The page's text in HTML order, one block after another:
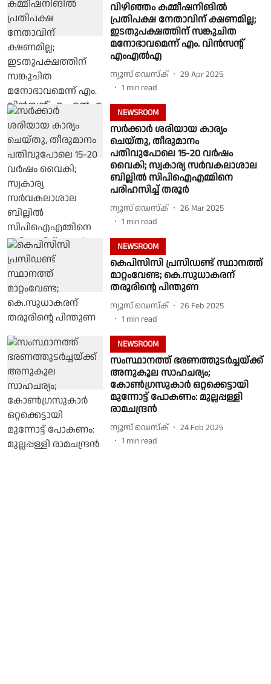
വിഴിഞ്ഞം കമ്മീഷനിങിൽ
പ്രതിപക്ഷ നേതാവിന് ക്ഷണമില്ല;
ഇടതുപക്ഷത്തിന് സങ്കുചിത
മനോഭാവമെന്ന് എം. വിൻസൻ്റ്
എംഎൽഎ
ന്യൂസ് ഡെസ്ക്
29 Apr 2025
1 min read
NEWSROOM
സർക്കാർ ശരിയായ കാര്യം
ചെയ്തു, തീരുമാനം
പതിവുപോലെ 15-20 വർഷം
വൈകി; സ്വകാര്യ സർവകലാശാല
ബില്ലിൽ സിപിഐഎമ്മിനെ
പരിഹസിച്ച് തരൂർ
ന്യൂസ് ഡെസ്ക്
26 Mar 2025
1 min read
NEWSROOM
കെപിസിസി പ്രസിഡണ്ട് സ്ഥാനത്ത്
മാറ്റംവേണ്ട; കെ.സുധാകരന്
തരൂരിൻ്റെ പിന്തുണ
ന്യൂസ് ഡെസ്ക്
26 Feb 2025
1 min read
NEWSROOM
സംസ്ഥാനത്ത് ഭരണത്തുടര്‍ച്ചയ്ക്ക്
അനുകൂല സാഹചര്യം;
കോണ്‍ഗ്രസുകാര്‍ ഒറ്റക്കെട്ടായി
മുന്നോട്ട് പോകണം: മുല്ലപ്പള്ളി
രാമചന്ദ്രന്‍
ന്യൂസ് ഡെസ്ക്
24 Feb 2025
1 min read